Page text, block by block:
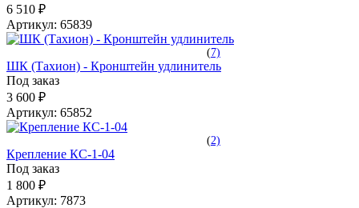
6 510 ₽
Артикул: 65839
(7)
ШК (Тахион) - Кронштейн удлинитель
Под заказ
3 600 ₽
Артикул: 65852
(2)
Крепление КС-1-04
Под заказ
1 800 ₽
Артикул: 7873